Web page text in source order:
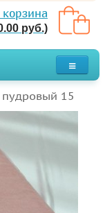
руб.)
15